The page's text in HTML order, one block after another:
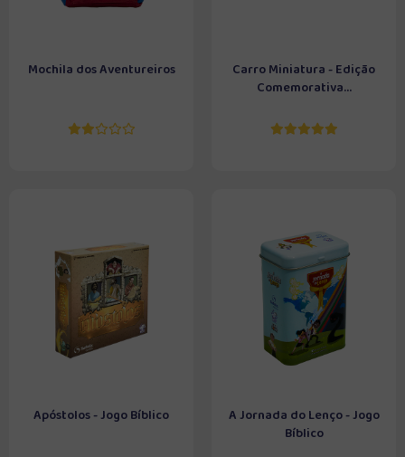
Mochila dos Aventureiros
Carro Miniatura - Edição
Comemorativa...
Apóstolos - Jogo Bíblico
A Jornada do Lenço - Jogo
Bíblico